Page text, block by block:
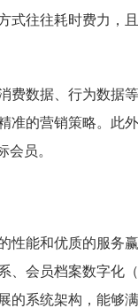
式往往耗时费力，
费数据、行为数据
准的营销策略。此
员。
性能和优质的服务
、会员档案数字化
的系统架构，能够